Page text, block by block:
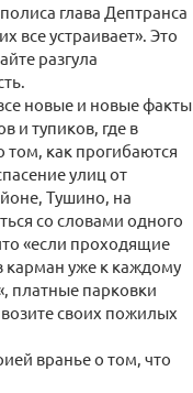
глава Дептранса
все устраивает». Это
разгула
новые и новые факты
и тупиков, где в
как прогибаются
улиц от
Тушино, на
со словами одного
«если проходящие
карман уже к каждому
платные парковки
своих пожилых
вранье о том, что